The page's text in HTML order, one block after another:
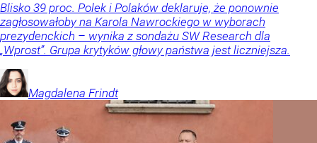
Blisko 39 proc. Polek i Polaków deklaruje, że ponownie
zagłosowałoby na Karola Nawrockiego w wyborach
prezydenckich – wynika z sondażu SW Research dla
„Wprost”. Grupa krytyków głowy państwa jest liczniejsza.
Magdalena Frindt